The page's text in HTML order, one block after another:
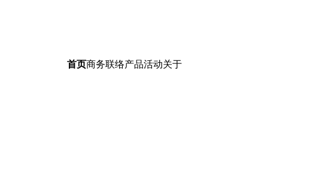
首页商务联络产品活动关于